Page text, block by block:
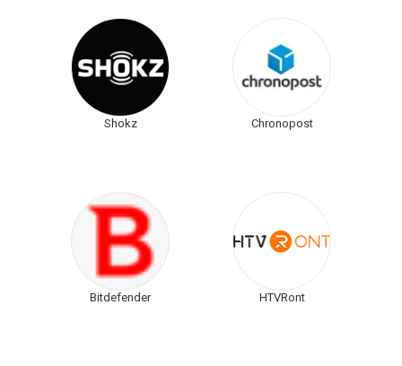
Shokz Chronopost
Bitdefender HTVRont